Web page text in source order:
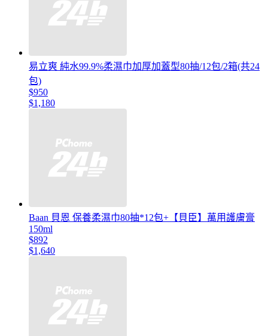
易立爽 純水99.9%柔濕巾加厚加蓋型80抽/12包/2箱(共24
包)
$950
$1,180
Baan 貝恩 保養柔濕巾80抽*12包+【貝臣】萬用護膚膏
150ml
$892
$1,640